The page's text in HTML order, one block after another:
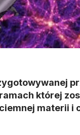
której
materii i